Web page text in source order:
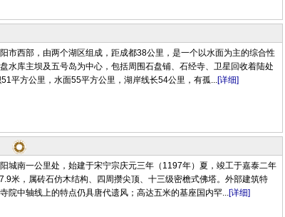
市西部，由两个湖区组成，距成都38公里，是一个以水面为主的综合性
库主坝及五号岛为中心，包括周围石盘铺、石经寺、卫星回收着陆处
平方公里，水面55平方公里，湖岸线长54公里，有孤...[详细]
城南一公里处，始建于宋宁宗庆元三年（1197年）夏，竣工于嘉泰二年
米，属砖石仿木结构、四周攒尖顶、十三级密檐式佛塔。外部建筑特
院中轴线上的特点仍具唐代遗风；高达五米的基座国内罕...[详细]